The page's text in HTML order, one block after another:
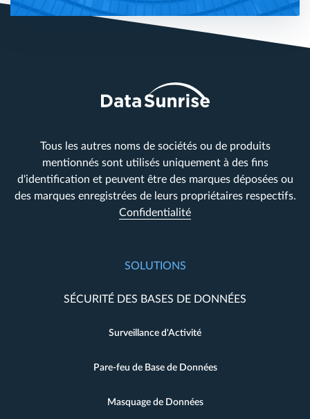
Tous les autres noms de sociétés ou de produits
mentionnés sont utilisés uniquement à des fins
d'identification et peuvent être des marques déposées ou
des marques enregistrées de leurs propriétaires respectifs.
Confidentialité
SOLUTIONS
SÉCURITÉ DES BASES DE DONNÉES
Surveillance d'Activité
Pare-feu de Base de Données
Masquage de Données